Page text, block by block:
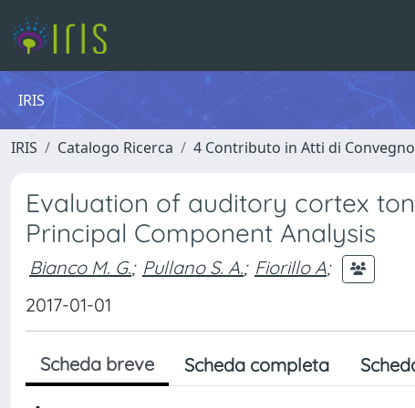
IRIS
IRIS Catalogo Ricerca 4 Contributo in Atti di
Evaluation of auditory cortex
Principal Component Analysis
Bianco M. G.; Pullano S. A.; Fiorillo A;
2017-01-01
Scheda breve Scheda completa